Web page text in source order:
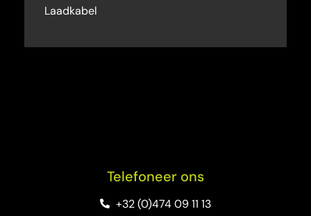
Laadkabel
Telefoneer ons
+32 (0)474 09 11 13